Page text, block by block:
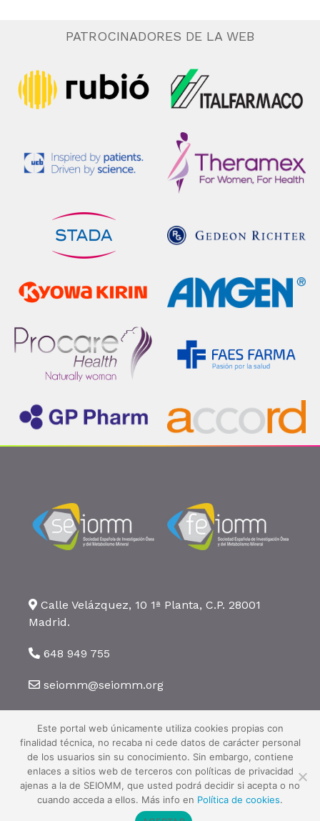
PATROCINADORES DE LA WEB
Calle Velázquez, 10 1ª Planta, C.P. 28001
Madrid.
648 949 755
seiomm@seiomm.org
©2026 SEIOMM. Todos los derechos reservados ·Aviso legal·Política
de privacidad ·Política de cookies
Este portal web únicamente utiliza cookies propias con
finalidad técnica, no recaba ni cede datos de carácter personal
de los usuarios sin su conocimiento. Sin embargo, contiene
enlaces a sitios web de terceros con políticas de privacidad
ajenas a la de SEIOMM, que usted podrá decidir si acepta o no
cuando acceda a ellos. Más info en Política de cookies.